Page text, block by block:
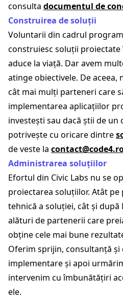
consulta documentul de
Construirea de soluții
Voluntarii din cadrul
construiesc soluții proiectate
aduce la viață. Dar avem
atinge obiectivele. De aceea,
cât mai mulți parteneri care
implementarea aplicațiilor
investești sau dacă știi de un
potrivește cu oricare dintre
de veste la
Administrarea soluțiilor
Efortul din Civic Labs nu se
proiectarea soluțiilor. Atât
tehnică a soluției, cât și după
alături de partenerii care
obține cele mai bune
Oferim sprijin, consultanță
implementare și apoi
intervenim cu îmbunătățiri
ele.